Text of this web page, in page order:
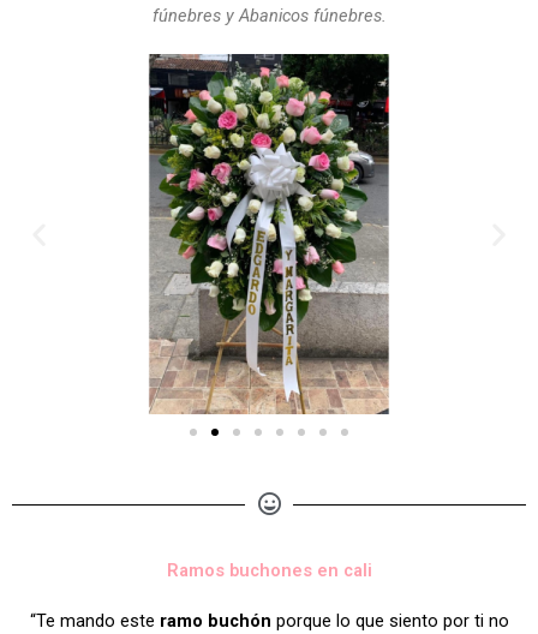
fúnebres y Abanicos fúnebres.
Ramos buchones en cali
“Te mando este ramo buchón porque lo que siento por ti no